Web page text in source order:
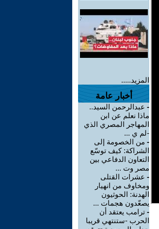
المزيد.....
أخبار عامة
- عبدالرحمن السيد..
ماذا نعلم عن ابن
المهاجر المصري الذي
-لم ي ...
- من الخصومة إلى
الشراكة: كيف توسّع
التعاون الدفاعي بين
مصر وت ...
- عشرات القتلى
ومخاوف من انهيار
الهدنة: الحوثيون
يصعّدون هجمات ...
- ترامب يعتقد أن
الحرب -ستنتهي قريبا